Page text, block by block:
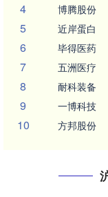
4 博腾股份
5 近岸蛋白
6 毕得医药
7 五洲医疗
8 耐科装备
9 一博科技
10 方邦股份